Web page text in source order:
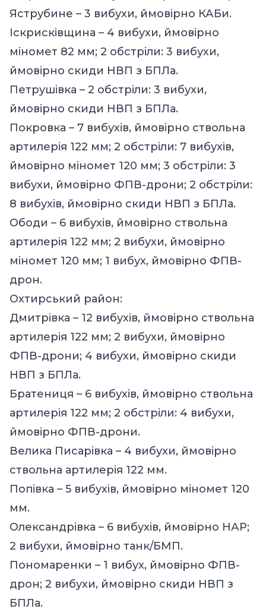
Яструбине – 3 вибухи, ймовірно КАБи.
Іскрисківщина – 4 вибухи, ймовірно
міномет 82 мм; 2 обстріли: 3 вибухи,
ймовірно скиди НВП з БПЛа.
Петрушівка – 2 обстріли: 3 вибухи,
ймовірно скиди НВП з БПЛа.
Покровка – 7 вибухів, ймовірно ствольна
артилерія 122 мм; 2 обстріли: 7 вибухів,
ймовірно міномет 120 мм; 3 обстріли: 3
вибухи, ймовірно ФПВ-дрони; 2 обстріли:
8 вибухів, ймовірно скиди НВП з БПЛа.
Ободи – 6 вибухів, ймовірно ствольна
артилерія 122 мм; 2 вибухи, ймовірно
міномет 120 мм; 1 вибух, ймовірно ФПВ-
дрон.
Охтирський район:
Дмитрівка – 12 вибухів, ймовірно ствольна
артилерія 122 мм; 2 вибухи, ймовірно
ФПВ-дрони; 4 вибухи, ймовірно скиди
НВП з БПЛа.
Братениця – 6 вибухів, ймовірно ствольна
артилерія 122 мм; 2 обстріли: 4 вибухи,
ймовірно ФПВ-дрони.
Велика Писарівка – 4 вибухи, ймовірно
ствольна артилерія 122 мм.
Попівка – 5 вибухів, ймовірно міномет 120
мм.
Олександрівка – 6 вибухів, ймовірно НАР;
2 вибухи, ймовірно танк/БМП.
Пономаренки – 1 вибух, ймовірно ФПВ-
дрон; 2 вибухи, ймовірно скиди НВП з
БПЛа.